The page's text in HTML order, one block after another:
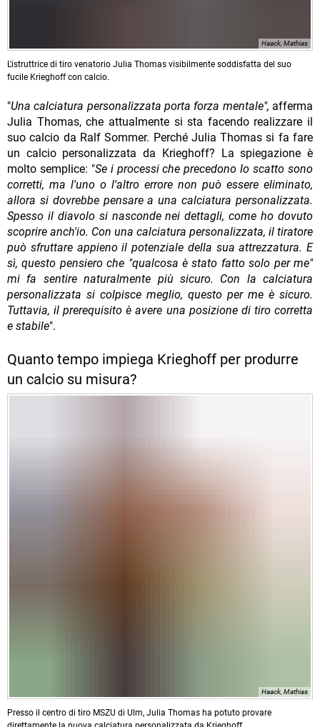
Haack, Mathias
L'istruttrice di tiro venatorio Julia Thomas visibilmente soddisfatta del suo
fucile Krieghoff con calcio.
"Una calciatura personalizzata porta forza mentale", afferma
Julia Thomas, che attualmente si sta facendo realizzare il
suo calcio da Ralf Sommer. Perché Julia Thomas si fa fare
un calcio personalizzata da Krieghoff? La spiegazione è
molto semplice: "Se i processi che precedono lo scatto sono
corretti, ma l'uno o l'altro errore non può essere eliminato,
allora si dovrebbe pensare a una calciatura personalizzata.
Spesso il diavolo si nasconde nei dettagli, come ho dovuto
scoprire anch'io. Con una calciatura personalizzata, il tiratore
può sfruttare appieno il potenziale della sua attrezzatura. E
sì, questo pensiero che "qualcosa è stato fatto solo per me"
mi fa sentire naturalmente più sicuro. Con la calciatura
personalizzata si colpisce meglio, questo per me è sicuro.
Tuttavia, il prerequisito è avere una posizione di tiro corretta
e stabile".
Quanto tempo impiega Krieghoff per produrre
un calcio su misura?
Haack, Mathias
Presso il centro di tiro MSZU di Ulm, Julia Thomas ha potuto provare